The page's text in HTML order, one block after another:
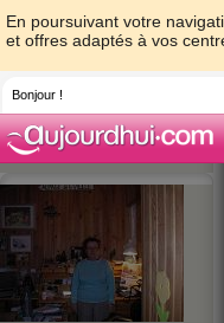
En poursuivant votre
et offres adaptés à vos
Bonjour !